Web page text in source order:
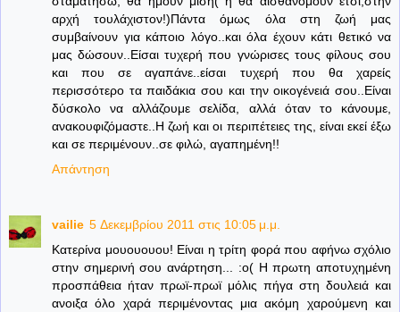
αρχή τουλάχιστον!)Πάντα όμως όλα στη ζωή μας
συμβαίνουν για κάποιο λόγο..και όλα έχουν κάτι θετικό να
μας δώσουν..Είσαι τυχερή που γνώρισες τους φίλους σου
και που σε αγαπάνε..είσαι τυχερή που θα χαρείς
περισσότερο τα παιδάκια σου και την οικογένειά σου..Είναι
δύσκολο να αλλάζουμε σελίδα, αλλά όταν το κάνουμε,
ανακουφιζόμαστε..Η ζωή και οι περιπέτειες της, είναι εκεί έξω
και σε περιμένουν..σε φιλώ, αγαπημένη!!
Απάντηση
vailie 5 Δεκεμβρίου 2011 στις 10:05 μ.μ.
Κατερίνα μουουουου! Είναι η τρίτη φορά που αφήνω σχόλιο
στην σημερινή σου ανάρτηση... :ο( Η πρωτη αποτυχημένη
προσπάθεια ήταν πρωϊ-πρωϊ μόλις πήγα στη δουλειά και
ανοιξα όλο χαρά περιμένοντας μια ακόμη χαρούμενη και